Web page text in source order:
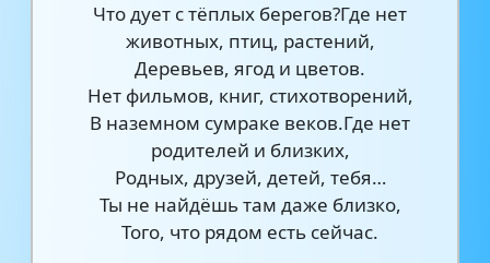
Что дует с тёплых берегов?Где нет
животных, птиц, растений,
Деревьев, ягод и цветов.
Нет фильмов, книг, стихотворений,
В наземном сумраке веков.Где нет
родителей и близких,
Родных, друзей, детей, тебя…
Ты не найдёшь там даже близко,
Того, что рядом есть сейчас.